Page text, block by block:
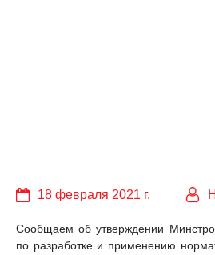
18 февраля 2021 г.
Сообщаем об утверждении
по разработке и применению